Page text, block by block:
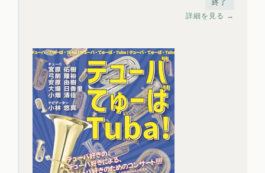
詳細を見る →